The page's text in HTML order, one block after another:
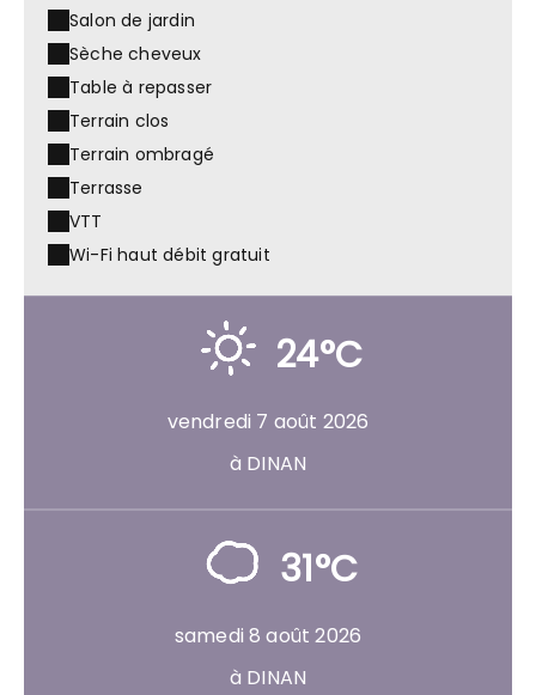
Salon de jardin
Sèche cheveux
Table à repasser
Terrain clos
Terrain ombragé
Terrasse
VTT
Wi-Fi haut débit gratuit
24°C
vendredi 7 août 2026
à DINAN
31°C
samedi 8 août 2026
à DINAN